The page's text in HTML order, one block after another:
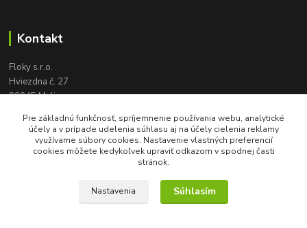
Kontakt
Floky s.r.o.
Hviezdna č. 27
90045 Malinovo
floky2004@gmail.com
Pre základnú funkčnosť, spríjemnenie používania webu, analytické
účely a v prípade udelenia súhlasu aj na účely cielenia reklamy
využívame súbory cookies. Nastavenie vlastných preferencií
cookies môžete kedykoľvek upraviť odkazom v spodnej časti
stránok.
Nastavenia Súhlasím